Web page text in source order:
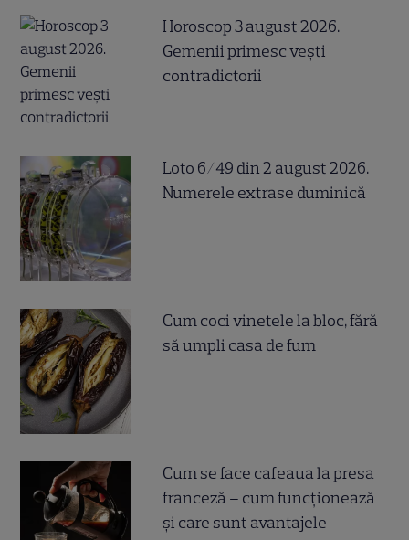
Horoscop 3 august 2026.
Gemenii primesc vești
contradictorii
Loto 6/49 din 2 august 2026.
Numerele extrase duminică
Cum coci vinetele la bloc, fără
să umpli casa de fum
Cum se face cafeaua la presa
franceză – cum funcționează
și care sunt avantajele